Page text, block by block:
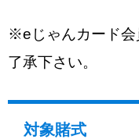
※eじゃんカード会
了承下さい。
対象賭式